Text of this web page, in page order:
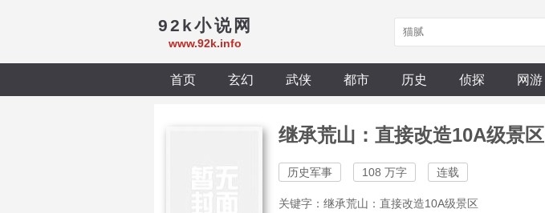
92k小说网
www.92k.info
首页 玄幻 武侠 都市 历史 侦探 网游
继承荒山：直接改造10A级景区
历史军事 108 万字 连载
关键字：继承荒山：直接改造10A级景区